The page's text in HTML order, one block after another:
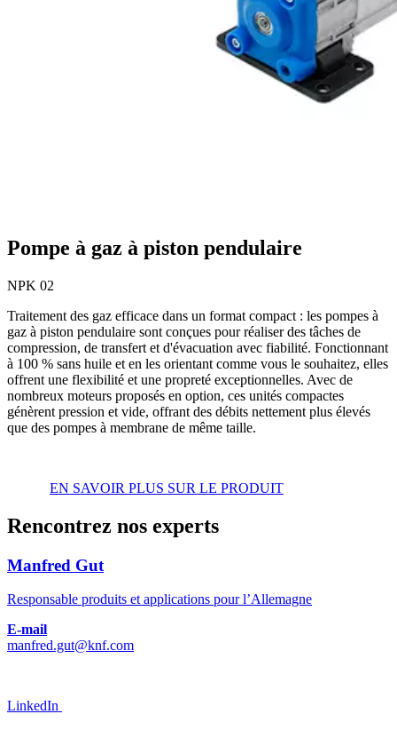
Pompe à gaz à piston pendulaire
NPK 02
Traitement des gaz efficace dans un format compact : les pompes à
gaz à piston pendulaire sont conçues pour réaliser des tâches de
compression, de transfert et d'évacuation avec fiabilité. Fonctionnant
à 100 % sans huile et en les orientant comme vous le souhaitez, elles
offrent une flexibilité et une propreté exceptionnelles. Avec de
nombreux moteurs proposés en option, ces unités compactes
génèrent pression et vide, offrant des débits nettement plus élevés
que des pompes à membrane de même taille.
EN SAVOIR PLUS SUR LE PRODUIT
Rencontrez nos experts
Manfred Gut
Responsable produits et applications pour l’Allemagne
E-mail
manfred.gut@knf.com
LinkedIn